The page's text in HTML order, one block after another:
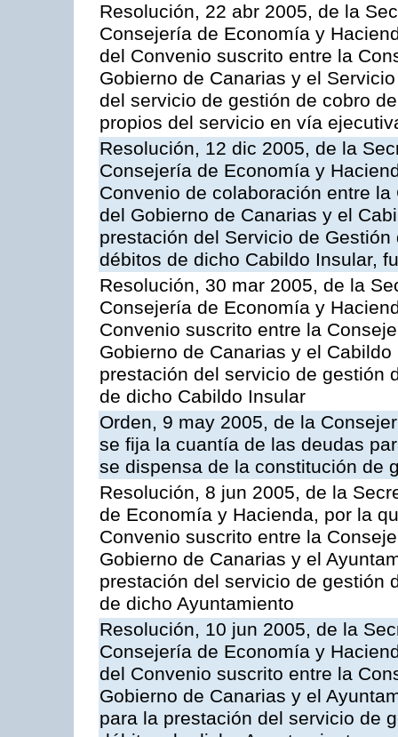
Resolución, 22 abr 2005, de la
Consejería de Economía y
del Convenio suscrito entre la
Gobierno de Canarias y el
del servicio de gestión de cobro
propios del servicio en vía
Resolución, 12 dic 2005, de la
Consejería de Economía y
Convenio de colaboración entre
del Gobierno de Canarias y el
prestación del Servicio de
débitos de dicho Cabildo Insular,
Resolución, 30 mar 2005, de la
Consejería de Economía y
Convenio suscrito entre la
Gobierno de Canarias y el
prestación del servicio de gestión
de dicho Cabildo Insular
Orden, 9 may 2005, de la
se fija la cuantía de las deudas
se dispensa de la constitución de
Resolución, 8 jun 2005, de la
de Economía y Hacienda, por la
Convenio suscrito entre la
Gobierno de Canarias y el
prestación del servicio de gestión
de dicho Ayuntamiento
Resolución, 10 jun 2005, de la
Consejería de Economía y
del Convenio suscrito entre la
Gobierno de Canarias y el
para la prestación del servicio de